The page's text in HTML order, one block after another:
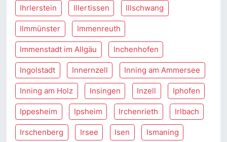
Ihrlerstein Illertissen Illschwang
Ilmmünster Immenreuth
Immenstadt im Allgäu Inchenhofen
Ingolstadt Innernzell Inning am Ammersee
Inning am Holz Insingen Inzell Iphofen
Ippesheim Ipsheim Irchenrieth Irlbach
Irschenberg Irsee Isen Ismaning